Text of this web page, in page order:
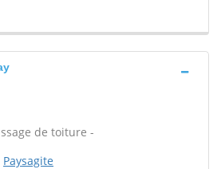
de toiture -
Paysagite